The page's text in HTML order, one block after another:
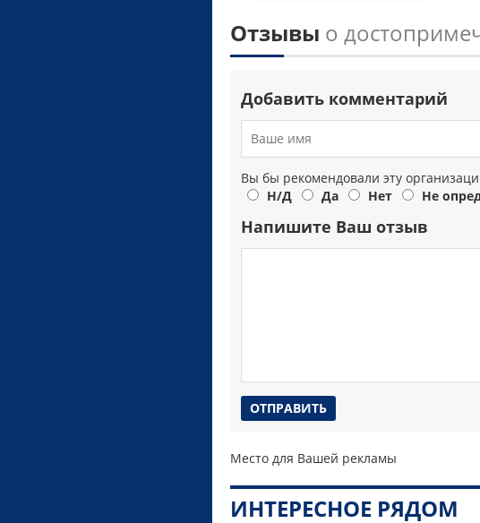
Отзывы о
Добавить комментарий
Вы бы рекомендовали эту
Н/Д
Да Нет Не
Напишите Ваш отзыв
Место для Вашей рекламы
ИНТЕРЕСНОЕ РЯДОМ